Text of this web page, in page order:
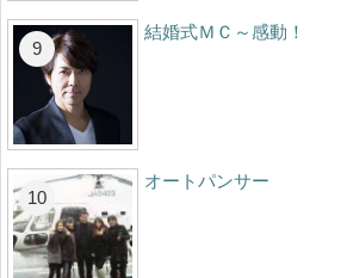
結婚式ＭＣ～感動！
オートパンサー